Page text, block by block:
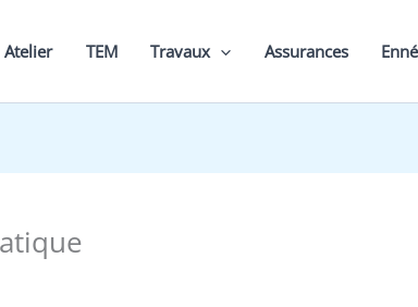
Atelier TEM Travaux Assurances